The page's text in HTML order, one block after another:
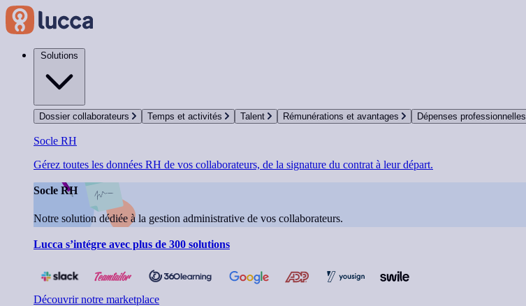
Dossier collaborateurs Temps et activités Talent Rémunérations et avantages Dépenses professionnelles
Socle RH
Gérez toutes les données RH de vos collaborateurs, de la signature du contrat à leur départ.
Socle RH
Notre solution dédiée à la gestion administrative de vos collaborateurs.
Lucca s’intégre avec plus de 300 solutions
Découvrir notre marketplace